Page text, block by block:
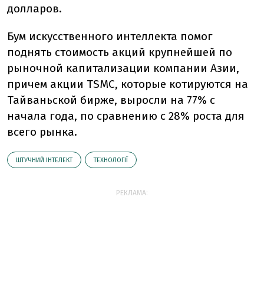
долларов.
Бум искусственного интеллекта помог
поднять стоимость акций крупнейшей по
рыночной капитализации компании Азии,
причем акции TSMC, которые котируются на
Тайваньской бирже, выросли на 77% с
начала года, по сравнению с 28% роста для
всего рынка.
ШТУЧНИЙ ІНТЕЛЕКТ ТЕХНОЛОГІЇ
РЕКЛАМА: